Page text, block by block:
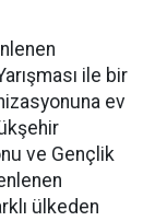
ile bir
ev
ve Gençlik
ülkeden